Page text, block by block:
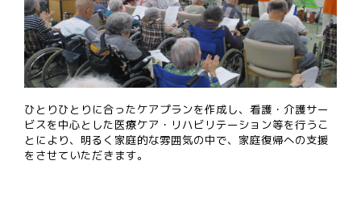
ひとりひとりに合ったケアプランを作成し、看護・介護サー
ビスを中心とした医療ケア・リハビリテーション等を行うこ
とにより、明るく家庭的な雰囲気の中で、家庭復帰への支援
をさせていただきます。